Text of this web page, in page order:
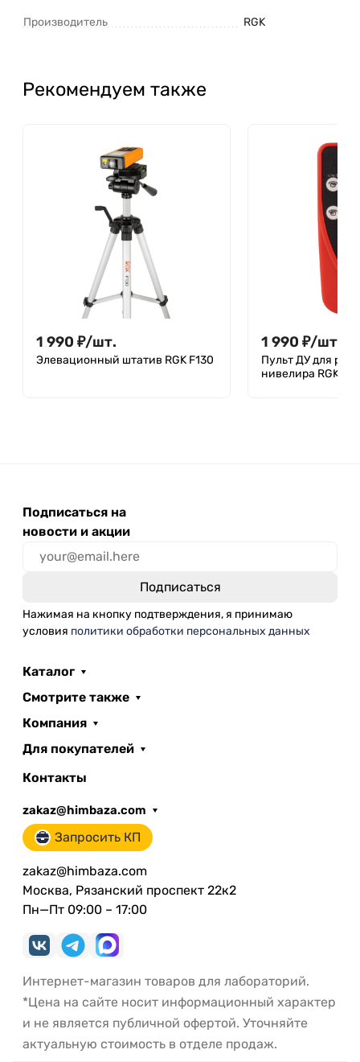
Производитель RGK
Рекомендуем также
1 990 ₽/шт.
Элевационный штатив RGK F130
1 990 ₽/шт.
Пульт ДУ для
нивелира RGK
Подписаться на
новости и акции
Нажимая на кнопку подтверждения, я принимаю
условия политики обработки персональных данных
Каталог
Смотрите также
Компания
Для покупателей
Контакты
zakaz@himbaza.com
Запросить КП
zakaz@himbaza.com
Москва, Рязанский проспект 22к2
Пн—Пт 09:00 – 17:00
Интернет-магазин товаров для лабораторий.
*Цена на сайте носит информационный характер
и не является публичной офертой. Уточняйте
актуальную стоимость в отделе продаж.